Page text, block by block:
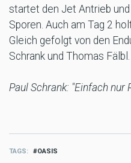
startet den Jet Antrieb
Sporen. Auch am Tag 2
Gleich gefolgt von den
Schrank und Thomas Fälbl.
Paul Schrank: "Einfach nur
TAGS OASIS